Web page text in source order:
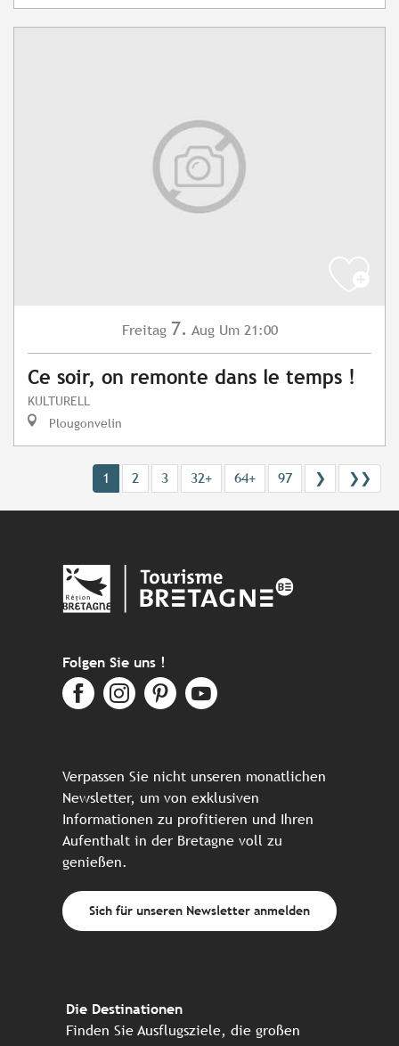
Freitag 7. Aug Um 21:00
Ce soir, on remonte dans le temps !
KULTURELL
Plougonvelin
1 2 3 32+ 64+ 97 ❯ ❯❯
Folgen Sie uns !
Verpassen Sie nicht unseren monatlichen
Newsletter, um von exklusiven
Informationen zu profitieren und Ihren
Aufenthalt in der Bretagne voll zu
genießen.
Sich für unseren Newsletter anmelden
Die Destinationen
Finden Sie Ausflugsziele, die großen